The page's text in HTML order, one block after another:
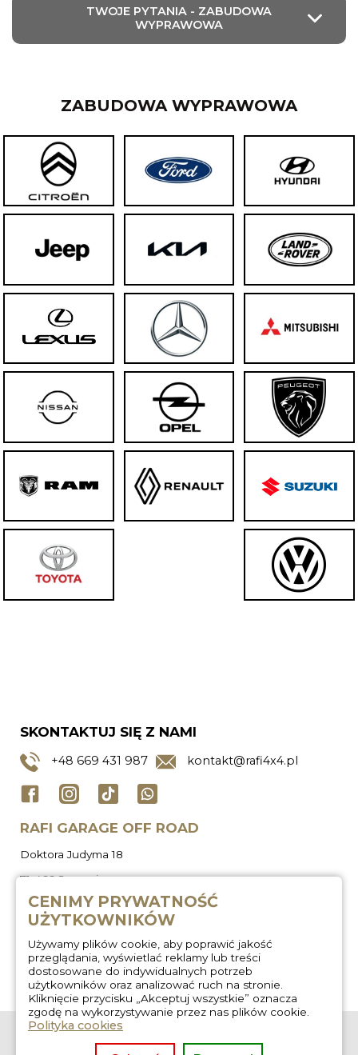
TWOJE PYTANIA - ZABUDOWA
WYPRAWOWA
ZABUDOWA WYPRAWOWA
Zabudowa
wyprawowa
Regulamin
SKONTAKTUJ SIĘ Z NAMI
+48 669 431 987 kontakt@rafi4x4.pl
RAFI GARAGE OFF ROAD
Doktora Judyma 18
71-466 Szczecin
CENIMY PRYWATNOŚĆ
UŻYTKOWNIKÓW
Używamy plików cookie, aby poprawić jakość
przeglądania, wyświetlać reklamy lub treści
dostosowane do indywidualnych potrzeb
użytkowników oraz analizować ruch na stronie.
Kliknięcie przycisku „Akceptuj wszystkie” oznacza
zgodę na wykorzystywanie przez nas plików cookie.
Polityka cookies